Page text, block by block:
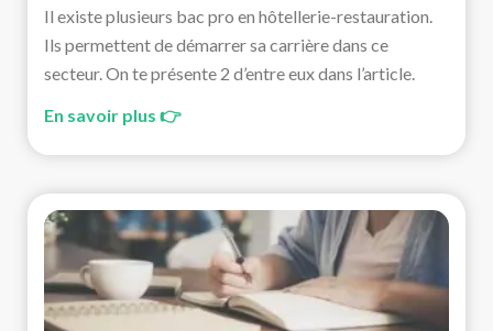
Il existe plusieurs bac pro en hôtellerie-restauration.
Ils permettent de démarrer sa carrière dans ce
secteur. On te présente 2 d’entre eux dans l’article.
En savoir plus 👉